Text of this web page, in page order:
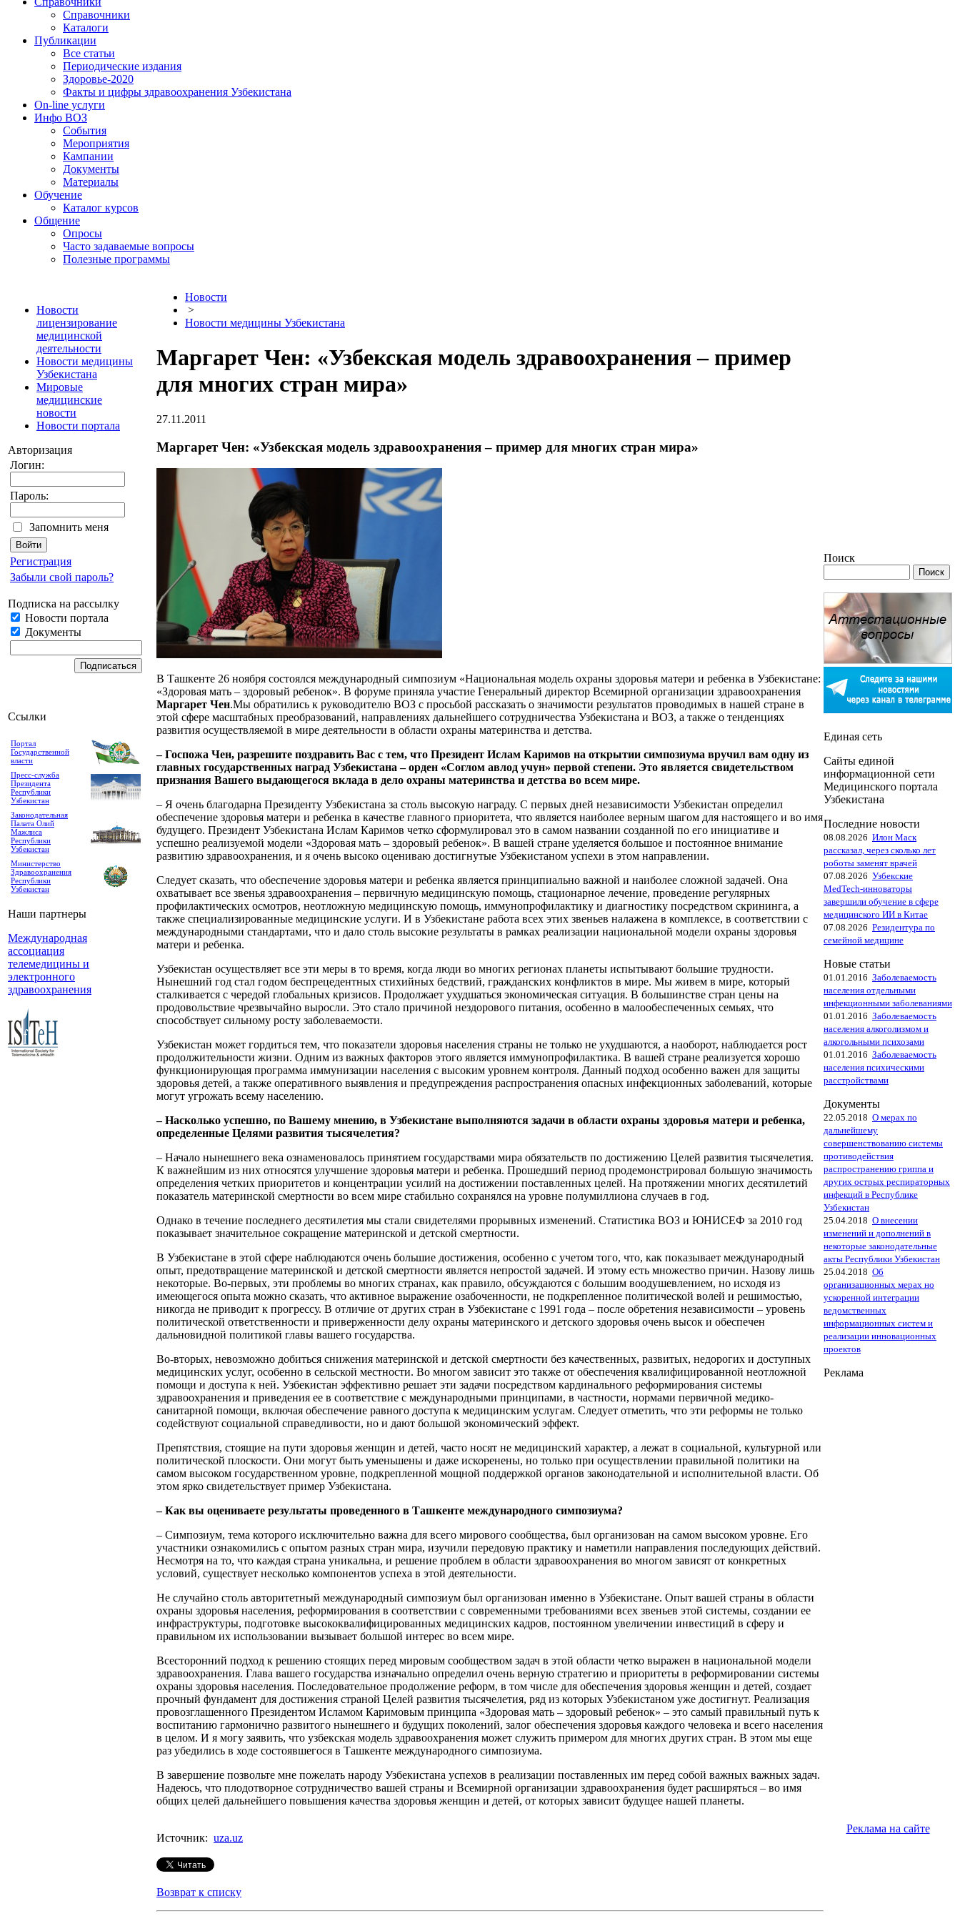
Справочники
Каталоги
Публикации
Все статьи
Периодические издания
Здоровье-2020
Факты и цифры здравоохранения Узбекистана
On-line услуги
Инфо ВОЗ
События
Мероприятия
Кампании
Документы
Материалы
Обучение
Каталог курсов
Общение
Опросы
Часто задаваемые вопросы
Полезные программы
Новости
лицензирование
медицинской
деятельности
Новости медицины
Узбекистана
Мировые
медицинские
новости
Новости портала
Авторизация
Логин:
Пароль:
Запомнить меня
Регистрация
Забыли свой пароль?
Подписка на рассылку
Новости портала
Документы
Ссылки
Портал
Государственной
власти
Пресс-служба
Президента
Республики
Узбекистан
Законодательная
Палата Олий
Мажлиса
Республики
Узбекистан
Министерство
Здравоохранения
Республики
Узбекистан
Наши партнеры
Международная
ассоциация
телемедицины и
электронного
здравоохранения
Новости
>
Новости медицины Узбекистана
Маргарет Чен: «Узбекская модель здравоохранения – пример
для многих стран мира»
27.11.2011
Маргарет Чен: «Узбекская модель здравоохранения – пример для многих стран мира»
В Ташкенте 26 ноября состоялся международный симпозиум «Национальная модель охраны здоровья матери и ребенка в Узбекистане:
«Здоровая мать – здоровый ребенок». В форуме приняла участие Генеральный директор Всемирной организации здравоохранения
Маргарет Чен.Мы обратились к руководителю ВОЗ с просьбой рассказать о значимости результатов проводимых в нашей стране в
этой сфере масштабных преобразований, направлениях дальнейшего сотрудничества Узбекистана и ВОЗ, а также о тенденциях
развития осуществляемой в мире деятельности в области охраны материнства и детства.
– Госпожа Чен, разрешите поздравить Вас с тем, что Президент Ислам Каримов на открытии симпозиума вручил вам одну из
главных государственных наград Узбекистана – орден «Соглом авлод учун» первой степени. Это является свидетельством
признания Вашего выдающегося вклада в дело охраны материнства и детства во всем мире.
– Я очень благодарна Президенту Узбекистана за столь высокую награду. С первых дней независимости Узбекистан определил
обеспечение здоровья матери и ребенка в качестве главного приоритета, что является наиболее верным шагом для настоящего и во имя
будущего. Президент Узбекистана Ислам Каримов четко сформулировал это в самом названии созданной по его инициативе и
успешно реализуемой модели «Здоровая мать – здоровый ребенок». В вашей стране уделяется большое и постоянное внимание
развитию здравоохранения, и я очень высоко оцениваю достигнутые Узбекистаном успехи в этом направлении.
Следует сказать, что обеспечение здоровья матери и ребенка является принципиально важной и наиболее сложной задачей. Она
охватывает все звенья здравоохранения – первичную медицинскую помощь, стационарное лечение, проведение регулярных
профилактических осмотров, неотложную медицинскую помощь, иммунопрофилактику и диагностику посредством скрининга, а
также специализированные медицинские услуги. И в Узбекистане работа всех этих звеньев налажена в комплексе, в соответствии с
международными стандартами, что и дало столь высокие результаты в рамках реализации национальной модели охраны здоровья
матери и ребенка.
Узбекистан осуществляет все эти меры в то время, когда люди во многих регионах планеты испытывают большие трудности.
Нынешний год стал годом беспрецедентных стихийных бедствий, гражданских конфликтов в мире. Мы живем в мире, который
сталкивается с чередой глобальных кризисов. Продолжает ухудшаться экономическая ситуация. В большинстве стран цены на
продовольствие чрезвычайно выросли. Это стало причиной нездорового питания, особенно в малообеспеченных семьях, что
способствует сильному росту заболеваемости.
Узбекистан может гордиться тем, что показатели здоровья населения страны не только не ухудшаются, а наоборот, наблюдается рост
продолжительности жизни. Одним из важных факторов этого является иммунопрофилактика. В вашей стране реализуется хорошо
функционирующая программа иммунизации населения с высоким уровнем контроля. Данный подход особенно важен для защиты
здоровья детей, а также оперативного выявления и предупреждения распространения опасных инфекционных заболеваний, которые
могут угрожать всему населению.
– Насколько успешно, по Вашему мнению, в Узбекистане выполняются задачи в области охраны здоровья матери и ребенка,
определенные Целями развития тысячелетия?
– Начало нынешнего века ознаменовалось принятием государствами мира обязательств по достижению Целей развития тысячелетия.
К важнейшим из них относятся улучшение здоровья матери и ребенка. Прошедший период продемонстрировал большую значимость
определения четких приоритетов и концентрации усилий на достижении поставленных целей. На протяжении многих десятилетий
показатель материнской смертности во всем мире стабильно сохранялся на уровне полумиллиона случаев в год.
Однако в течение последнего десятилетия мы стали свидетелями прорывных изменений. Статистика ВОЗ и ЮНИСЕФ за 2010 год
показывает значительное сокращение материнской и детской смертности.
В Узбекистане в этой сфере наблюдаются очень большие достижения, особенно с учетом того, что, как показывает международный
опыт, предотвращение материнской и детской смертности является непростой задачей. И этому есть множество причин. Назову лишь
некоторые. Во-первых, эти проблемы во многих странах, как правило, обсуждаются с большим воодушевлением, но исходя из
имеющегося опыта можно сказать, что активное выражение озабоченности, не подкрепленное политической волей и решимостью,
никогда не приводит к прогрессу. В отличие от других стран в Узбекистане с 1991 года – после обретения независимости – уровень
политической ответственности и приверженности делу охраны материнского и детского здоровья очень высок и обеспечен
дальновидной политикой главы вашего государства.
Во-вторых, невозможно добиться снижения материнской и детской смертности без качественных, развитых, недорогих и доступных
медицинских услуг, особенно в сельской местности. Во многом зависит это также от обеспечения квалифицированной неотложной
помощи и доступа к ней. Узбекистан эффективно решает эти задачи посредством кардинального реформирования системы
здравоохранения и приведения ее в соответствие с международными принципами, в частности, нормами первичной медико-
санитарной помощи, включая обеспечение равного доступа к медицинским услугам. Следует отметить, что эти реформы не только
содействуют социальной справедливости, но и дают большой экономический эффект.
Препятствия, стоящие на пути здоровья женщин и детей, часто носят не медицинский характер, а лежат в социальной, культурной или
политической плоскости. Они могут быть уменьшены и даже искоренены, но только при осуществлении правильной политики на
самом высоком государственном уровне, подкрепленной мощной поддержкой органов законодательной и исполнительной власти. Об
этом ярко свидетельствует пример Узбекистана.
– Как вы оцениваете результаты проведенного в Ташкенте международного симпозиума?
– Симпозиум, тема которого исключительно важна для всего мирового сообщества, был организован на самом высоком уровне. Его
участники ознакомились с опытом разных стран мира, изучили передовую практику и наметили направления последующих действий.
Несмотря на то, что каждая страна уникальна, и решение проблем в области здравоохранения во многом зависят от конкретных
условий, существует несколько компонентов успеха в этой деятельности.
Не случайно столь авторитетный международный симпозиум был организован именно в Узбекистане. Опыт вашей страны в области
охраны здоровья населения, реформирования в соответствии с современными требованиями всех звеньев этой системы, создании ее
инфраструктуры, подготовке высококвалифицированных медицинских кадров, постоянном увеличении инвестиций в сферу и
правильном их использовании вызывает большой интерес во всем мире.
Всесторонний подход к решению стоящих перед мировым сообществом задач в этой области четко выражен в национальной модели
здравоохранения. Глава вашего государства изначально определил очень верную стратегию и приоритеты в реформировании системы
охраны здоровья населения. Последовательное продолжение реформ, в том числе для обеспечения здоровья женщин и детей, создает
прочный фундамент для достижения страной Целей развития тысячелетия, ряд из которых Узбекистаном уже достигнут. Реализация
провозглашенного Президентом Исламом Каримовым принципа «Здоровая мать – здоровый ребенок» – это самый правильный путь к
воспитанию гармонично развитого нынешнего и будущих поколений, залог обеспечения здоровья каждого человека и всего населения
в целом. И я могу заявить, что узбекская модель здравоохранения может служить примером для многих других стран. В этом мы еще
раз убедились в ходе состоявшегося в Ташкенте международного симпозиума.
В завершение позвольте мне пожелать народу Узбекистана успехов в реализации поставленных им перед собой важных важных задач.
Надеюсь, что плодотворное сотрудничество вашей страны и Всемирной организации здравоохранения будет расширяться – во имя
общих целей дальнейшего повышения качества здоровья женщин и детей, от которых зависит будущее нашей планеты.
Источник: uza.uz
Возврат к списку
Поиск
Единая сеть
Сайты единой
информационной сети
Медицинского портала
Узбекистана
Последние новости
08.08.2026 Илон Маск
рассказал, через сколько лет
роботы заменят врачей
07.08.2026 Узбекские
MedTech-инноваторы
завершили обучение в сфере
медицинского ИИ в Китае
07.08.2026 Резидентура по
семейной медицине
Новые статьи
01.01.2016 Заболеваемость
населения отдельными
инфекционными заболеваниями
01.01.2016 Заболеваемость
населения алкоголизмом и
алкогольными психозами
01.01.2016 Заболеваемость
населения психическими
расстройствами
Документы
22.05.2018 О мерах по
дальнейшему
совершенствованию системы
противодействия
распространению гриппа и
других острых респираторных
инфекций в Республике
Узбекистан
25.04.2018 О внесении
изменений и дополнений в
некоторые законодательные
акты Республики Узбекистан
25.04.2018 Об
организационных мерах но
ускоренной интеграции
ведомственных
информационных систем и
реализации инновационных
проектов
Реклама
Реклама на сайте